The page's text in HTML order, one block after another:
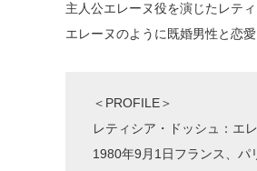
主人公エレーヌ役を演じたレテ
エレーヌのように既婚男性と恋
＜PROFILE＞
レティシア・ドッシュ：エ
1980年9月1日フランス、パ